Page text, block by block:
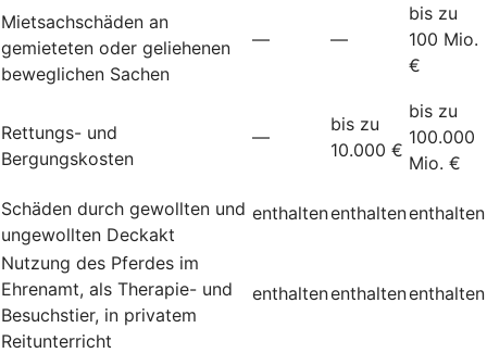
Mietsachschäden an
gemieteten oder geliehenen
beweglichen Sachen
— —
bis zu
100 Mio.
€
Rettungs- und
Bergungskosten
—
bis zu
10.000 €
bis zu
100.000
Mio. €
Schäden durch gewollten und
ungewollten Deckakt
enthaltenenthaltenenthalten
Nutzung des Pferdes im
Ehrenamt, als Therapie- und
Besuchstier, in privatem
Reitunterricht
enthaltenenthaltenenthalten